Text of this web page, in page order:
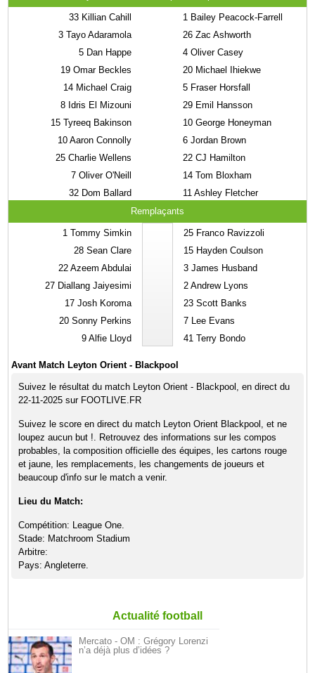
33 Killian Cahill
3 Tayo Adaramola
5 Dan Happe
19 Omar Beckles
14 Michael Craig
8 Idris El Mizouni
15 Tyreeq Bakinson
10 Aaron Connolly
25 Charlie Wellens
7 Oliver O'Neill
32 Dom Ballard
1 Bailey Peacock-Farrell
26 Zac Ashworth
4 Oliver Casey
20 Michael Ihiekwe
5 Fraser Horsfall
29 Emil Hansson
10 George Honeyman
6 Jordan Brown
22 CJ Hamilton
14 Tom Bloxham
11 Ashley Fletcher
Remplaçants
1 Tommy Simkin
28 Sean Clare
22 Azeem Abdulai
27 Diallang Jaiyesimi
17 Josh Koroma
20 Sonny Perkins
9 Alfie Lloyd
25 Franco Ravizzoli
15 Hayden Coulson
3 James Husband
2 Andrew Lyons
23 Scott Banks
7 Lee Evans
41 Terry Bondo
Avant Match Leyton Orient - Blackpool
Suivez le résultat du match Leyton Orient - Blackpool, en direct du
22-11-2025 sur FOOTLIVE.FR
Suivez le score en direct du match Leyton Orient Blackpool, et ne
loupez aucun but !. Retrouvez des informations sur les compos
probables, la composition officielle des équipes, les cartons rouge
et jaune, les remplacements, les changements de joueurs et
beaucoup d'info sur le match a venir.
Lieu du Match:
Compétition: League One.
Stade: Matchroom Stadium
Arbitre:
Pays: Angleterre.
Actualité football
Mercato - OM : Grégory Lorenzi
n’a déjà plus d’idées ?